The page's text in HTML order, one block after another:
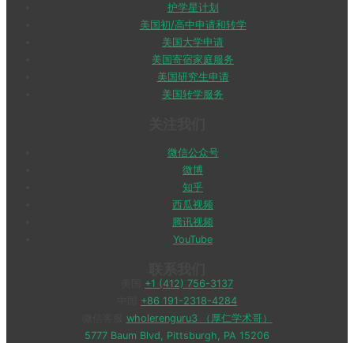
护学星计划
美国初/高中申请和转学
美国大学申请
美国寄宿家庭服务
美国研究生申请
美国转学服务
微信公众号
微博
知乎
西瓜视频
腾讯视频
YouTube
+1 (412) 756-3137
+86 191-2318-4284
wholerenguru3 （厚仁学术哥）
5777 Baum Blvd, Pittsburgh, PA 15206